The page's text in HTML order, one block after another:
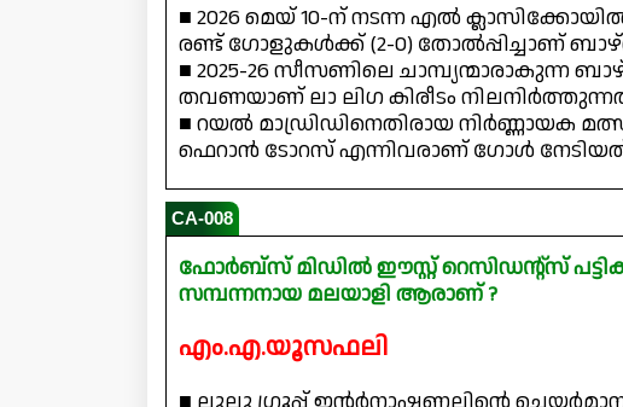
■ 2026 മെയ് 10-ന് നടന്ന എൽ
രണ്ട് ഗോളുകൾക്ക് (2-0) തോൽപ്പിച്ചാണ്
■ 2025-26 സീസണിലെ ചാമ്പ്യന്മാരാകുന്ന
തവണയാണ് ലാ ലിഗ കിരീടം
■ റയൽ മാഡ്രിഡിനെതിരായ നിർണ്ണായക
ഫെറാൻ ടോറസ് എന്നിവരാണ് ഗോൾ
CA-008
ഫോർബ്‌സ് മിഡിൽ ഈസ്റ്റ് റെസിഡന്റ്‌സ്
സമ്പന്നനായ മലയാളി ആരാണ് ?
എം.എ.യൂസഫലി